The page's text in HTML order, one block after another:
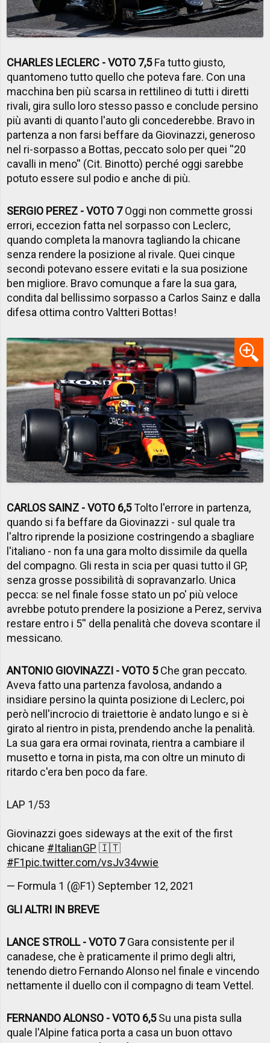
CHARLES LECLERC - VOTO 7,5Fa tutto giusto,
quantomeno tutto quello che poteva fare. Con una
macchina ben più scarsa in rettilineo di tutti i diretti
rivali, gira sullo loro stesso passo e conclude persino
più avanti di quanto l'auto gli concederebbe. Bravo in
partenza a non farsi beffare da Giovinazzi, generoso
nel ri-sorpasso a Bottas, peccato solo per quei ''20
cavalli in meno'' (Cit. Binotto) perché oggi sarebbe
potuto essere sul podio e anche di più.
SERGIO PEREZ - VOTO 7Oggi non commette grossi
errori, eccezion fatta nel sorpasso con Leclerc,
quando completa la manovra tagliando la chicane
senza rendere la posizione al rivale. Quei cinque
secondi potevano essere evitati e la sua posizione
ben migliore. Bravo comunque a fare la sua gara,
condita dal bellissimo sorpasso a Carlos Sainz e dalla
difesa ottima contro Valtteri Bottas!
CARLOS SAINZ - VOTO 6,5Tolto l'errore in partenza,
quando si fa beffare da Giovinazzi - sul quale tra
l'altro riprende la posizione costringendo a sbagliare
l'italiano - non fa una gara molto dissimile da quella
del compagno. Gli resta in scia per quasi tutto il GP,
senza grosse possibilità di sopravanzarlo. Unica
pecca: se nel finale fosse stato un po' più veloce
avrebbe potuto prendere la posizione a Perez, serviva
restare entro i 5'' della penalità che doveva scontare il
messicano.
ANTONIO GIOVINAZZI - VOTO 5Che gran peccato.
Aveva fatto una partenza favolosa, andando a
insidiare persino la quinta posizione di Leclerc, poi
però nell'incrocio di traiettorie è andato lungo e si è
girato al rientro in pista, prendendo anche la penalità.
La sua gara era ormai rovinata, rientra a cambiare il
musetto e torna in pista, ma con oltre un minuto di
ritardo c'era ben poco da fare.
LAP 1/53
Giovinazzi goes sideways at the exit of the first
chicane #ItalianGP 🇮🇹
#F1pic.twitter.com/vsJv34vwie
— Formula 1 (@F1) September 12, 2021
GLI ALTRI IN BREVE
LANCE STROLL - VOTO 7Gara consistente per il
canadese, che è praticamente il primo degli altri,
tenendo dietro Fernando Alonso nel finale e vincendo
nettamente il duello con il compagno di team Vettel.
FERNANDO ALONSO - VOTO 6,5Su una pista sulla
quale l'Alpine fatica porta a casa un buon ottavo